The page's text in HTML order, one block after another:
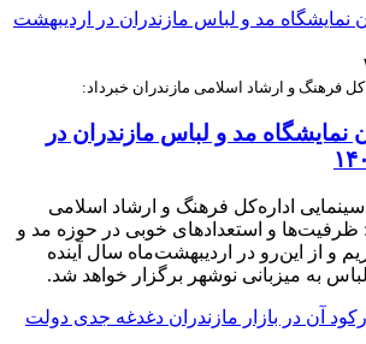
فرهنگ و ارشاد اسلامی مازندران خبرداد:
نمایشگاه مد و لباس مازندران در
اداره‌کل فرهنگ و ارشاد اسلامی
ظرفیت‌ها و استعدادهای خوبی در حوزه مد و
و از این‌رو در اردیبهشت‌ماه سال آینده
به میزبانی نوشهر برگزار خواهد شد.